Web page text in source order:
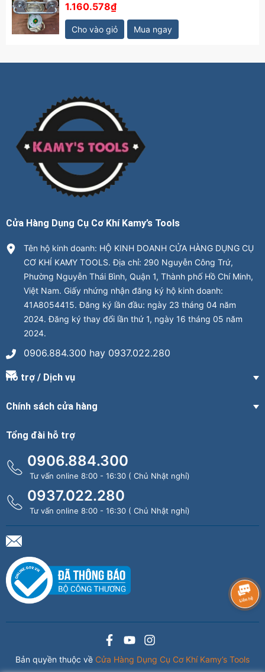
1.160.578₫
Cho vào giỏ Mua ngay
Cửa Hàng Dụng Cụ Cơ Khí Kamy’s Tools
Tên hộ kinh doanh: HỘ KINH DOANH CỬA HÀNG DỤNG CỤ
CƠ KHÍ KAMY TOOLS. Địa chỉ: 290 Nguyễn Công Trứ,
Phường Nguyễn Thái Bình, Quận 1, Thành phố Hồ Chí Minh,
Việt Nam. Giấy nhứng nhận đăng ký hộ kinh doanh:
41A8054415. Đăng ký lần đầu: ngày 23 tháng 04 năm
2024. Đăng ký thay đổi lần thứ 1, ngày 16 tháng 05 năm
2024.
0906.884.300 hay 0937.022.280
Hỗ trợ / Dịch vụ
Chính sách cửa hàng
Tổng đài hỗ trợ
0906.884.300
Tư vấn online 8:00 - 16:30 ( Chủ Nhật nghỉ)
0937.022.280
Tư vấn online 8:00 - 16:30 ( Chủ Nhật nghỉ)
Bản quyền thuộc về Cửa Hàng Dụng Cụ Cơ Khí Kamy’s Tools